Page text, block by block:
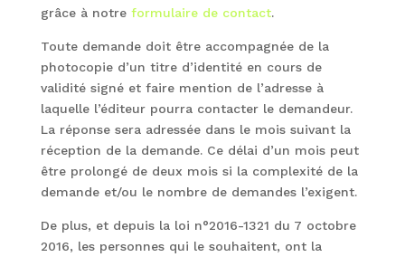
grâce à notre formulaire de contact.
Toute demande doit être accompagnée de la
photocopie d’un titre d’identité en cours de
validité signé et faire mention de l’adresse à
laquelle l’éditeur pourra contacter le demandeur.
La réponse sera adressée dans le mois suivant la
réception de la demande. Ce délai d’un mois peut
être prolongé de deux mois si la complexité de la
demande et/ou le nombre de demandes l’exigent.
De plus, et depuis la loi n°2016-1321 du 7 octobre
2016, les personnes qui le souhaitent, ont la